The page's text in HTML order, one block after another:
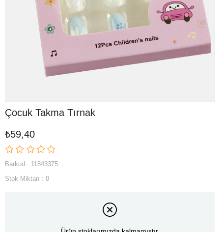
Çocuk Takma Tırnak
₺59,40
Barkod : 11843375
Stok Miktarı : 0